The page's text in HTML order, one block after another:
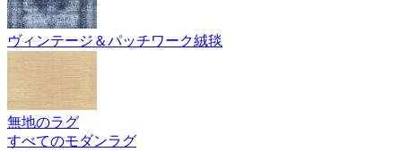
ヴィンテージ＆パッチワーク絨毯
無地のラグ
すべてのモダンラグ